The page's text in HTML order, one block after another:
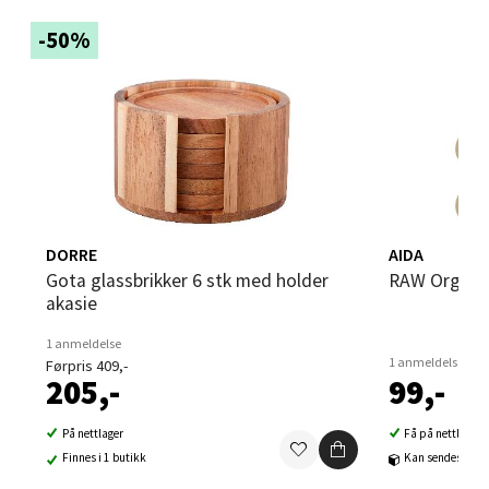
-50%
DORRE
Gota glassbrikker 6 stk med holder
akasie
1 anmeldelse
Førpris 409,-
205,-
På nettlager
Finnes i 1 butikk
AIDA
RAW
1 anmeldelse
99,-
Få på nettlager
Kan sendes til
Sandvika - Thon Senter Sandvika
Brodtkorbsgate 7, 1338 Sandvika
Åpent i dag 10-21
0 i butikk
Velg
Bergen - Thon Senter Sartor
Sartorvegen 12, 5353 Straume
Åpent i dag 10-21
0 i butikk